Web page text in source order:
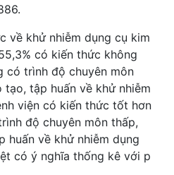
về khử nhiễm dụng cụ kim
có kiến thức không
có trình độ chuyên môn
tập huấn về khử nhiễm
viện có kiến thức tốt hơn
độ chuyên môn thấp,
huấn về khử nhiễm dụng
có ý nghĩa thống kê với p